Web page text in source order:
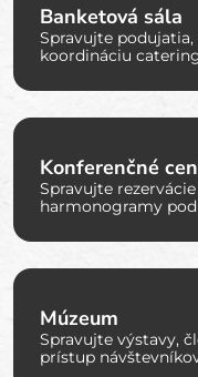
Banketová sála
Spravujte
koordináciu
Konferenčné
Spravujte
harmonogramy
Múzeum
Spravujte výstavy,
prístup